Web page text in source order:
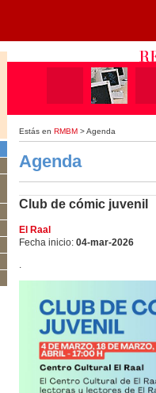
Estás en RMBM > Agenda
Agenda
Club de cómic juvenil
El Raal
Fecha inicio: 04-mar-2026